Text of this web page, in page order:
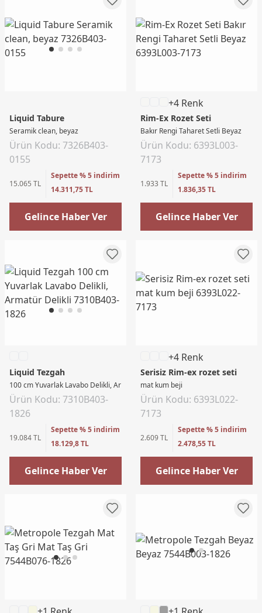
Liquid Tabure
Seramik clean, beyaz
Ürün Kodu: 7326B403-
0155
15.065 TL
Sepette % 5 indirim
14.311,75 TL
Gelince Haber Ver
+4 Renk
Rim-Ex Rozet Seti
Bakır Rengi Taharet Setli Beyaz
Ürün Kodu: 6393L003-
7173
1.933 TL
Sepette % 5 indirim
1.836,35 TL
Gelince Haber Ver
Liquid Tezgah
100 cm Yuvarlak Lavabo Delikli, Armatür Delikli
Ürün Kodu: 7310B403-
1826
19.084 TL
Sepette % 5 indirim
18.129,8 TL
Gelince Haber Ver
+4 Renk
Serisiz Rim-ex rozet seti
mat kum beji
Ürün Kodu: 6393L022-
7173
2.609 TL
Sepette % 5 indirim
2.478,55 TL
Gelince Haber Ver